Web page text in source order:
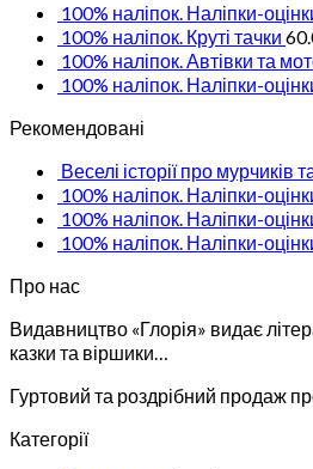
100% наліпок. Наліпки-
100% наліпок. Круті тачки
100% наліпок. Автівки та
100% наліпок. Наліпки-
Рекомендовані
Веселі історії про мурчиків
100% наліпок. Наліпки-
100% наліпок. Наліпки-
100% наліпок. Наліпки-
Про нас
Видавництво «Глорія» видає
казки та віршики…
Гуртовий та роздрібний продаж
Категорії